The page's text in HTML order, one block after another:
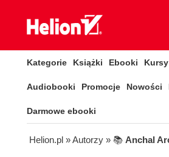
Kategorie Książki Ebooki
Audiobooki Promocje Nowości
Darmowe ebooki
Helion.pl » Autorzy » 📚 Anchal